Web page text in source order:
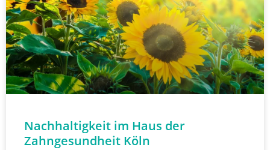
Nachhaltigkeit im Haus der
Zahngesundheit Köln